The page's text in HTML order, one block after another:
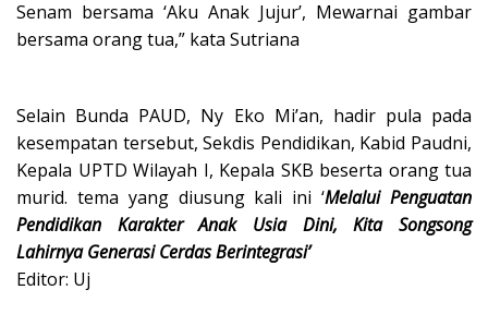
Senam bersama ‘Aku Anak Jujur’, Mewarnai gambar
bersama orang tua,” kata Sutriana
Selain Bunda PAUD, Ny Eko Mi’an, hadir pula pada
kesempatan tersebut, Sekdis Pendidikan, Kabid Paudni,
Kepala UPTD Wilayah I, Kepala SKB beserta orang tua
murid. tema yang diusung kali ini ‘Melalui Penguatan
Pendidikan Karakter Anak Usia Dini, Kita Songsong
Lahirnya Generasi Cerdas Berintegrasi’
Editor: Uj